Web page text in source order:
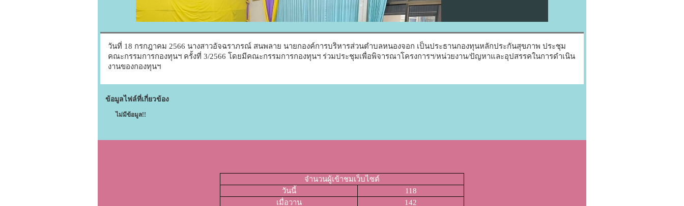
วันที่ 18 กรกฎาคม 2566 นางสาวอัจฉราภรณ์ สนพลาย นายกองค์การบริหารส่วนตำบลหนองจอก เป็นประธานกองทุนหลักประกันสุขภาพ ประชุม
คณะกรรมการกองทุนฯ ครั้งที่ 3/2566 โดยมีคณะกรรมการกองทุนฯ ร่วมประชุมเพื่อพิจารณาโครงการฯ/หน่วยงาน/ปัญหาและอุปสรรคในการดำเนิน
งานของกองทุนฯ
ข้อมูลไฟล์ที่เกี่ยวข้อง
ไม่มีข้อมูล!!
จำนวนผู้เข้าชมเว็บไซต์
วันนี้
118
เมื่อวาน
142